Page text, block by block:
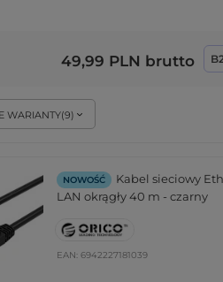
WARIANTY(9)
49,99 PLN brutto
NOWOŚĆ
Kabel sieciowy
LAN okrągły 40 m - czarny
EAN: 6942227181039